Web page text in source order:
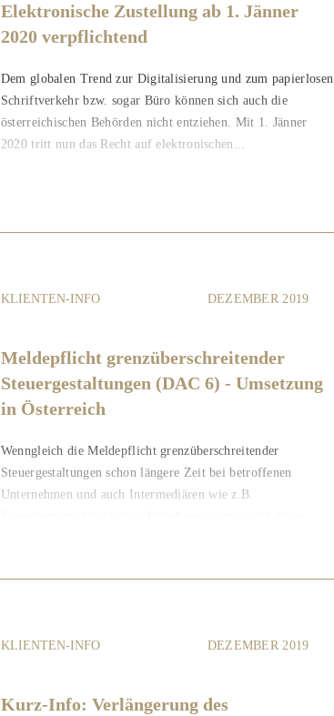
Elektronische Zustellung ab 1. Jänner
2020 verpflichtend
Dem globalen Trend zur Digitalisierung und zum papierlosen
Schriftverkehr bzw. sogar Büro können sich auch die
österreichischen Behörden nicht entziehen. Mit 1. Jänner
2020 tritt nun das Recht auf elektronischen...
KLIENTEN-INFO DEZEMBER 2019
Meldepflicht grenzüberschreitender
Steuergestaltungen (DAC 6) - Umsetzung
in Österreich
Wenngleich die Meldepflicht grenzüberschreitender
Steuergestaltungen schon längere Zeit bei betroffenen
Unternehmen und auch Intermediären wie z.B.
KLIENTEN-INFO DEZEMBER 2019
Kurz-Info: Verlängerung des